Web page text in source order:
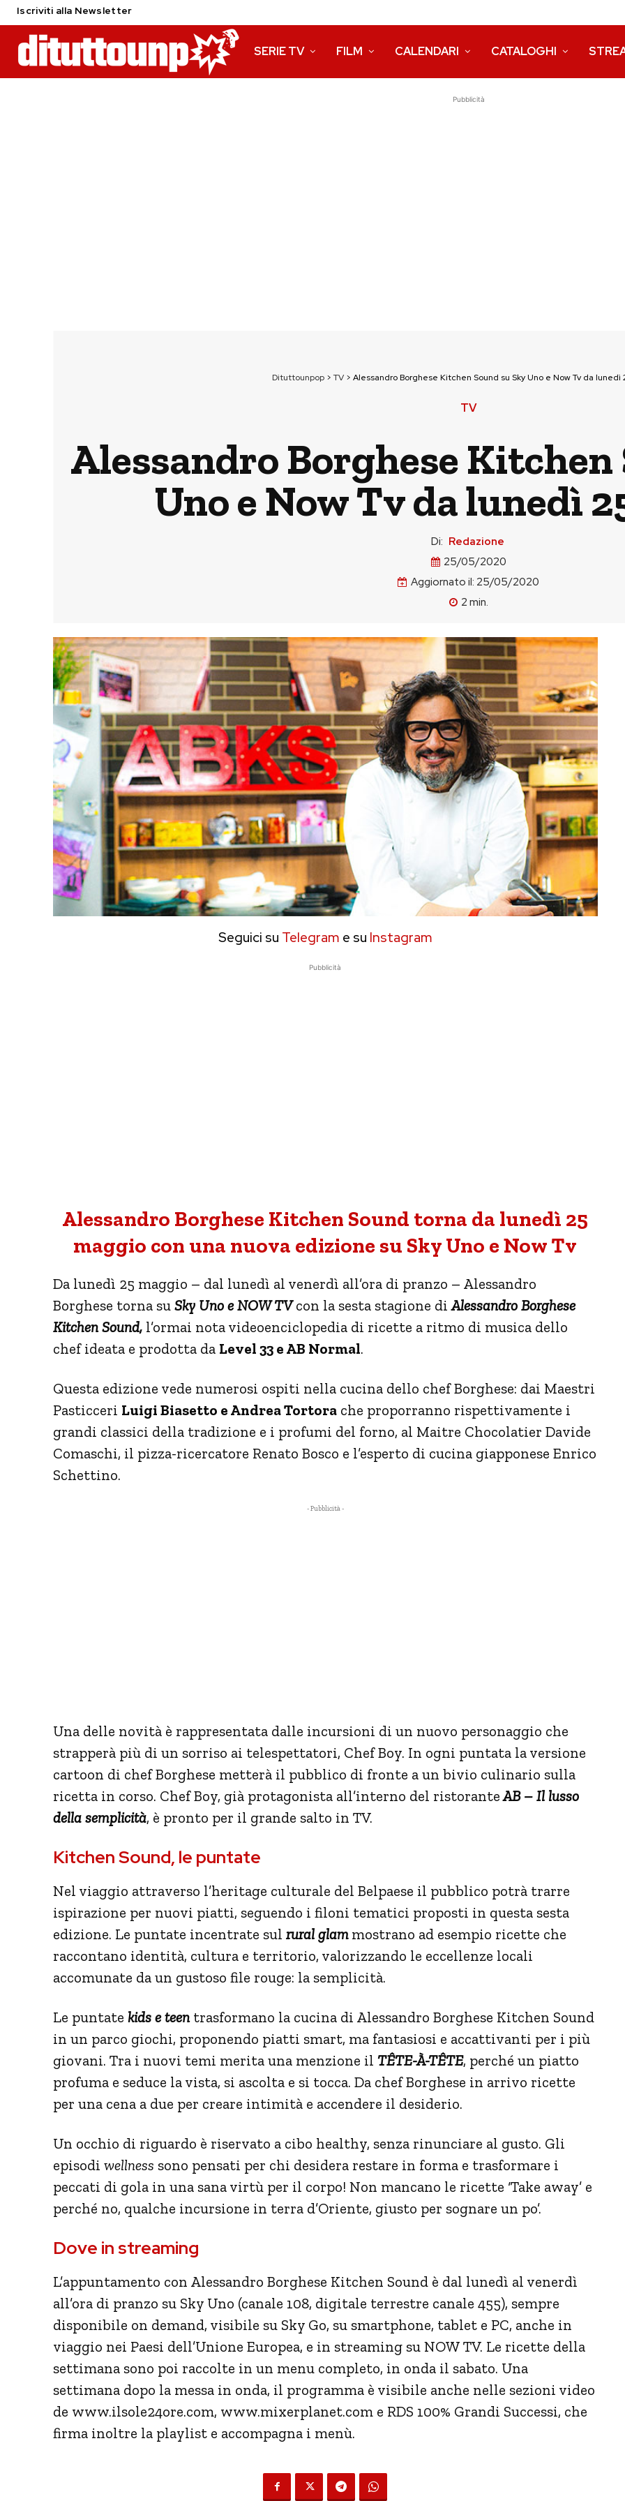
Iscriviti alla Newsletter
SERIE TV FILM CALENDARI CATALOGHI
Pubblicità
Dituttounpop> TV> Alessandro Borghese Kitchen Sound su Sky Uno e Now Tv da lunedì
TV
Alessandro Borghese Kitchen
Uno e Now Tv da lunedì
Di: Redazione
25/05/2020
Aggiornato il: 25/05/2020
2 min.
Seguici su Telegram e su Instagram
Pubblicità
Alessandro Borghese Kitchen Sound torna da lunedì 25
maggio con una nuova edizione su Sky Uno e Now Tv
Da lunedì 25 maggio – dal lunedì al venerdì all’ora di pranzo – Alessandro
Borghese torna su Sky Uno e NOW TV con la sesta stagione diAlessandro Borghese
Kitchen Sound, l’ormai nota videoenciclopedia di ricette a ritmo di musica dello
chef ideata e prodotta da Level 33 e AB Normal.
Questa edizione vede numerosi ospiti nella cucina dello chef Borghese: dai Maestri
Pasticceri Luigi Biasetto e Andrea Tortora che proporranno rispettivamente i
grandi classici della tradizione e i profumi del forno, al Maitre Chocolatier Davide
Comaschi, il pizza-ricercatore Renato Bosco e l’esperto di cucina giapponese Enrico
Schettino.
- Pubblicità -
Una delle novità è rappresentata dalle incursioni di un nuovo personaggio che
strapperà più di un sorriso ai telespettatori, Chef Boy. In ogni puntata la versione
cartoon di chef Borghese metterà il pubblico di fronte a un bivio culinario sulla
ricetta in corso. Chef Boy, già protagonista all’interno del ristorante AB – Il lusso
della semplicità, è pronto per il grande salto in TV.
Kitchen Sound, le puntate
Nel viaggio attraverso l’heritage culturale del Belpaese il pubblico potrà trarre
ispirazione per nuovi piatti, seguendo i filoni tematici proposti in questa sesta
edizione. Le puntate incentrate sul rural glam mostrano ad esempio ricette che
raccontano identità, cultura e territorio, valorizzando le eccellenze locali
accomunate da un gustoso file rouge: la semplicità.
Le puntate kids e teentrasformano la cucina di Alessandro Borghese Kitchen Sound
in un parco giochi, proponendo piatti smart, ma fantasiosi e accattivanti per i più
giovani. Tra i nuovi temi merita una menzione il TÊTE-À-TÊTE, perché un piatto
profuma e seduce la vista, si ascolta e si tocca. Da chef Borghese in arrivo ricette
per una cena a due per creare intimità e accendere il desiderio.
Un occhio di riguardo è riservato a cibo healthy, senza rinunciare al gusto. Gli
episodi wellness sono pensati per chi desidera restare in forma e trasformare i
peccati di gola in una sana virtù per il corpo! Non mancano le ricette ‘Take away’ e
perché no, qualche incursione in terra d’Oriente, giusto per sognare un po’.
Dove in streaming
L’appuntamento con Alessandro Borghese Kitchen Sound è dal lunedì al venerdì
all’ora di pranzo su Sky Uno (canale 108, digitale terrestre canale 455), sempre
disponibile on demand, visibile su Sky Go, su smartphone, tablet e PC, anche in
viaggio nei Paesi dell’Unione Europea, e in streaming su NOW TV. Le ricette della
settimana sono poi raccolte in un menu completo, in onda il sabato. Una
settimana dopo la messa in onda, il programma è visibile anche nelle sezioni video
de www.ilsole24ore.com, www.mixerplanet.com e RDS 100% Grandi Successi, che
firma inoltre la playlist e accompagna i menù.